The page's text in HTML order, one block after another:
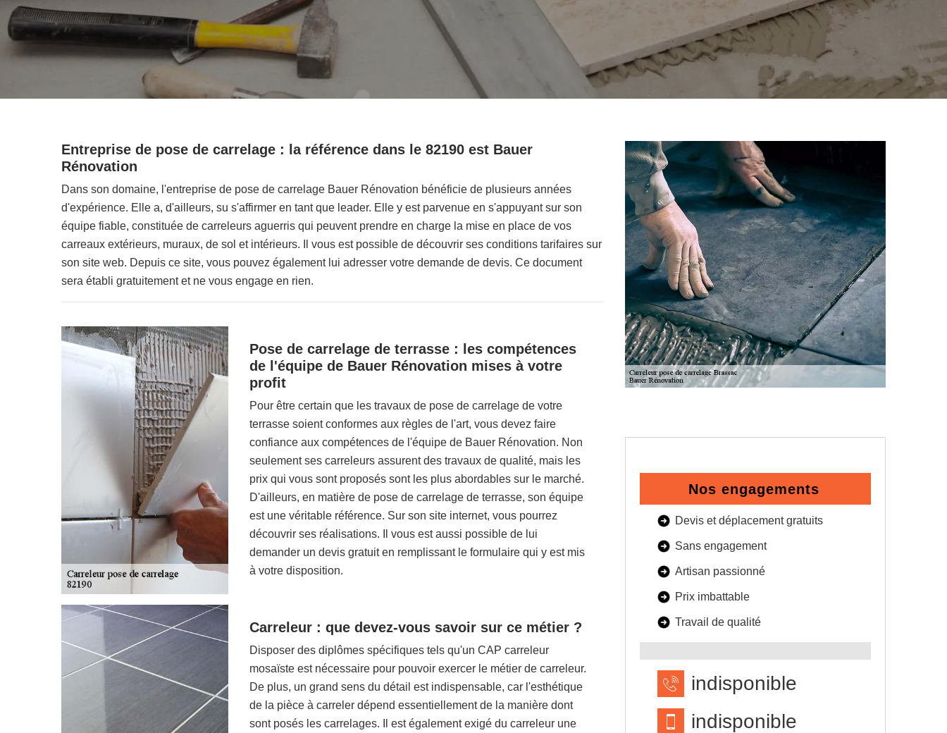
Entreprise de pose de carrelage : la référence dans le 82190 est Bauer
Rénovation
Dans son domaine, l'entreprise de pose de carrelage Bauer Rénovation bénéficie de plusieurs années
d'expérience. Elle a, d'ailleurs, su s'affirmer en tant que leader. Elle y est parvenue en s'appuyant sur son
équipe fiable, constituée de carreleurs aguerris qui peuvent prendre en charge la mise en place de vos
carreaux extérieurs, muraux, de sol et intérieurs. Il vous est possible de découvrir ses conditions tarifaires sur
son site web. Depuis ce site, vous pouvez également lui adresser votre demande de devis. Ce document
sera établi gratuitement et ne vous engage en rien.
Pose de carrelage de terrasse : les compétences
de l'équipe de Bauer Rénovation mises à votre
profit
Pour être certain que les travaux de pose de carrelage de votre
terrasse soient conformes aux règles de l'art, vous devez faire
confiance aux compétences de l'équipe de Bauer Rénovation. Non
seulement ses carreleurs assurent des travaux de qualité, mais les
prix qui vous sont proposés sont les plus abordables sur le marché.
D'ailleurs, en matière de pose de carrelage de terrasse, son équipe
est une véritable référence. Sur son site internet, vous pourrez
découvrir ses réalisations. Il vous est aussi possible de lui
demander un devis gratuit en remplissant le formulaire qui y est mis
à votre disposition.
Carreleur : que devez-vous savoir sur ce métier ?
Disposer des diplômes spécifiques tels qu'un CAP carreleur
mosaïste est nécessaire pour pouvoir exercer le métier de carreleur.
De plus, un grand sens du détail est indispensable, car l'esthétique
de la pièce à carreler dépend essentiellement de la manière dont
sont posés les carrelages. Il est également exigé du carreleur une
Nos engagements
Devis et déplacement gratuits
Sans engagement
Artisan passionné
Prix imbattable
Travail de qualité
indisponible
indisponible